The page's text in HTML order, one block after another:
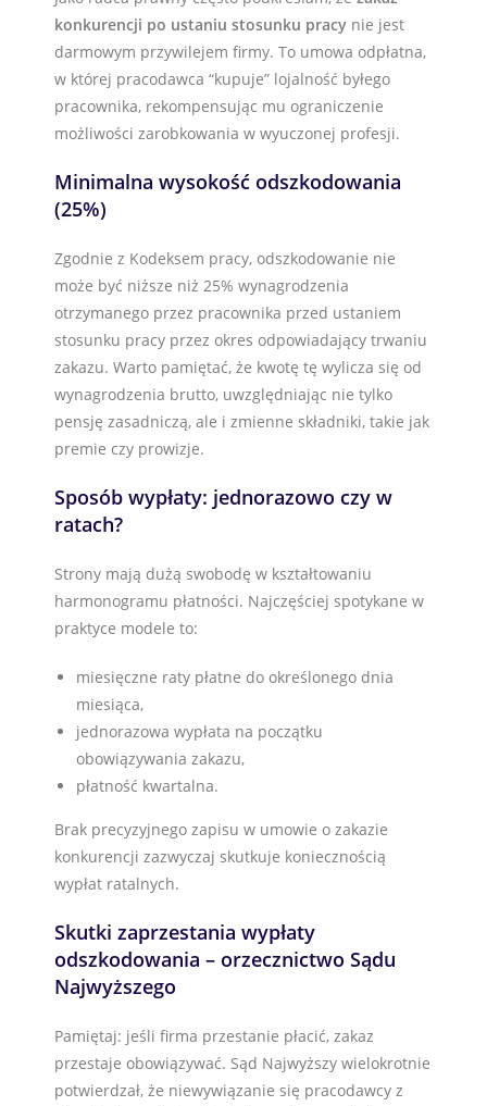
konkurencji po ustaniu stosunku pracy nie jest
darmowym przywilejem firmy. To umowa odpłatna,
w której pracodawca “kupuje” lojalność byłego
pracownika, rekompensując mu ograniczenie
możliwości zarobkowania w wyuczonej profesji.
Minimalna wysokość odszkodowania
(25%)
Zgodnie z Kodeksem pracy, odszkodowanie nie
może być niższe niż 25% wynagrodzenia
otrzymanego przez pracownika przed ustaniem
stosunku pracy przez okres odpowiadający trwaniu
zakazu. Warto pamiętać, że kwotę tę wylicza się od
wynagrodzenia brutto, uwzględniając nie tylko
pensję zasadniczą, ale i zmienne składniki, takie jak
premie czy prowizje.
Sposób wypłaty: jednorazowo czy w
ratach?
Strony mają dużą swobodę w kształtowaniu
harmonogramu płatności. Najczęściej spotykane w
praktyce modele to:
miesięczne raty płatne do określonego dnia
miesiąca,
jednorazowa wypłata na początku
obowiązywania zakazu,
płatność kwartalna.
Brak precyzyjnego zapisu w umowie o zakazie
konkurencji zazwyczaj skutkuje koniecznością
wypłat ratalnych.
Skutki zaprzestania wypłaty
odszkodowania – orzecznictwo Sądu
Najwyższego
Pamiętaj: jeśli firma przestanie płacić, zakaz
przestaje obowiązywać. Sąd Najwyższy wielokrotnie
potwierdzał, że niewywiązanie się pracodawcy z